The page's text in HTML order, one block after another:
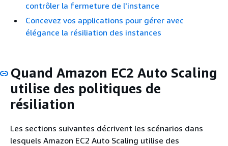
contrôler la fermeture de l'instance
Concevez vos applications pour gérer avec
élégance la résiliation des instances
Quand Amazon EC2 Auto Scaling
utilise des politiques de
résiliation
Les sections suivantes décrivent les scénarios dans
lesquels Amazon EC2 Auto Scaling utilise des